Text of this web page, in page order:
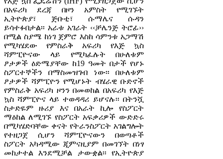
በአፍሪካ ደረጃ በዞን አምስት የሚገኙት
ኢትዮጵያ፣ ጅቡቲ፣ ሱማሌና ሱዳን
ይሳተፉበታል፡፡ አራቱ አገራት ‹‹ቻሌንጅ ትሮፊ››
በሚል ስያሜ ከነገ ጀምሮ እስከ ሳምንቱ አጋማሽ
የሚካሄደው የምስራቅ አፍሪካ የእጅ ኳስ
ሻምፒዮናው ላይ የሚካፈሉት በሁለቱም
ፆታዎች ዕድሜያቸው ከ19 ዓመት በታች የሆኑ
ስፖርተኞችን በማስመዝገብ ነው፡፡ በሁለቱም
ፆታዎች ሻምፒዮን የሚሆኑት ብሄራዊ ቡድኖች
የምስራቅ አፍሪካ ዞንን በመወከል በአፍሪካ የእጅ
ኳስ ሻምፒዮና ላይ ተወዳዳሪ ይሆናሉ፡፡ በትንሿ
ስታድዬም ዙሪያ እና በአራት ኪሎ የስፖርት
ማዕከል ለሚገኙ የስፖርት አፍቃሪዎች ውድድሩ
በሚካሄድባቸው ቀናት የትራንስፖርት አገልግሎት
የተዘጋጀ ሲሆን ሻምፒዮናውን በወጣቶች
ስፖርት አካዳሚው ጂምናዚያም በመገኘት በነፃ
መከታተል እንደሚቻል ታውቋል፡፡ የኢትዮጵያ